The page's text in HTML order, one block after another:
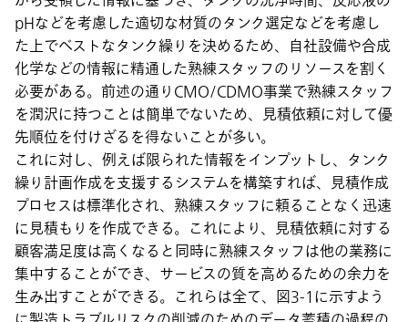
pHなどを考慮した適切な材質のタンク選定などを考慮し
た上でベストなタンク繰りを決めるため、自社設備や合成
化学などの情報に精通した熟練スタッフのリソースを割く
必要がある。前述の通りCMO/CDMO事業で熟練スタッフ
を潤沢に持つことは簡単でないため、見積依頼に対して優
先順位を付けざるを得ないことが多い。
これに対し、例えば限られた情報をインプットし、タンク
繰り計画作成を支援するシステムを構築すれば、見積作成
プロセスは標準化され、熟練スタッフに頼ることなく迅速
に見積もりを作成できる。これにより、見積依頼に対する
顧客満足度は高くなると同時に熟練スタッフは他の業務に
集中することができ、サービスの質を高めるための余力を
生み出すことができる。これらは全て、図3-1に示すよう